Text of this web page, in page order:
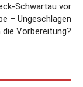
Schwartau vor
– Ungeschlagen
die Vorbereitung?